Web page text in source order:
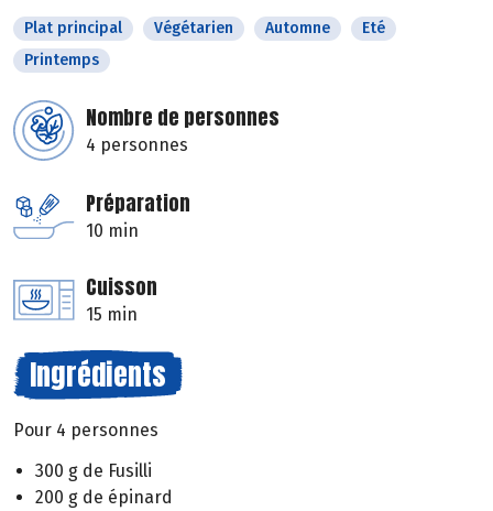
Plat principal Végétarien Automne
Eté
Printemps
Nombre de personnes
4 personnes
Préparation
10 min
Cuisson
15 min
Ingrédients
Pour 4 personnes
300 g de Fusilli
200 g de épinard